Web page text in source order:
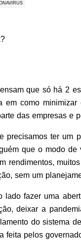
que só há 2
em como
das empresas e
precisamos ter um
que o modo de
rendimentos,
sem um
lado fazer uma
deixar a
do sistema
feita pelos